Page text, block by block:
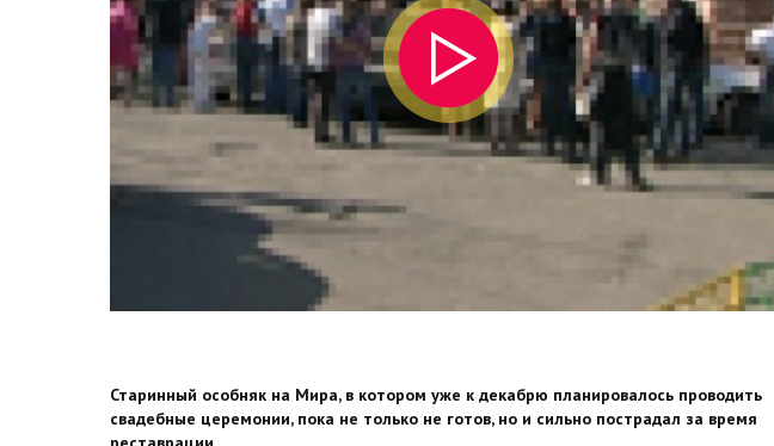
Старинный особняк на Мира, в котором уже к декабрю планировалось проводить
свадебные церемонии, пока не только не готов, но и сильно пострадал за время